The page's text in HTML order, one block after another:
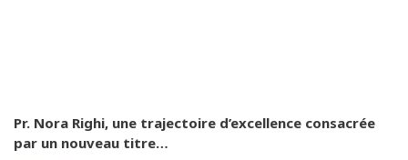
Pr. Nora Righi, une trajectoire d’excellence consacrée
par un nouveau titre…